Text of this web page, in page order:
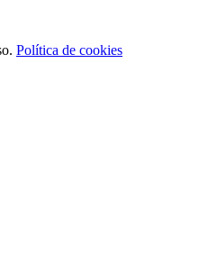
Política de cookies